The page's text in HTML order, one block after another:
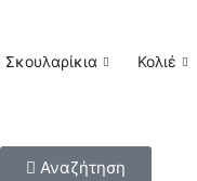
Σκουλαρίκια Κολιέ
Αναζήτηση